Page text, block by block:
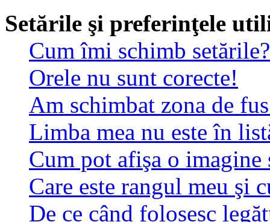
Setările şi preferinţele
Cum îmi schimb setările?
Orele nu sunt corecte!
Am schimbat zona de
Limba mea nu este în
Cum pot afişa o
Care este rangul meu şi
De ce când folosesc